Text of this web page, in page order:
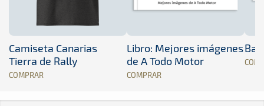
Camiseta Canarias
Tierra de Rally
COMPRAR
Libro: Mejores imágenes
de A Todo Motor
COMPRAR